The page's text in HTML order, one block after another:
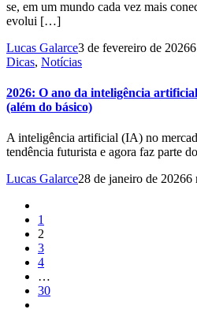
se, em um mundo cada vez mais
evolui […]
Lucas Galarce3 de fevereiro de 2026
Dicas, Notícias
2026: O ano da inteligência
(além do básico)
A inteligência artificial (IA) no
tendência futurista e agora faz parte
Lucas Galarce28 de janeiro de 20266
1
2
3
4
…
30